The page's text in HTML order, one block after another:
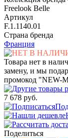
Freelook Belle
Артикул
F.1.1140.01
Страна бренда
Франция
Товара нет в
замену, и мы
промокод "NEW-
7 678 руб.
Поделиться